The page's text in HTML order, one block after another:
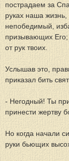
пострадаем за
руках наша
непобедимый,
призывающих
от рук твоих.
Услышав это,
приказал бить
- Негодный! Ты
принести жертву
Но когда начали
руки бьющих